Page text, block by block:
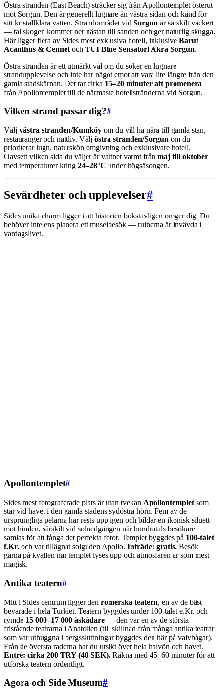
Östra stranden (East Beach) sträcker sig från Apollontemplet österut
mot Sorgun. Den är generellt lugnare än västra sidan och känd för
sitt kristallklara vatten. Strandområdet vid Sorgun är särskilt vackert
— tallskogen kommer ner nästan till sanden och ger naturlig skugga.
Här ligger flera av Sides mest exklusiva hotell, inklusive Barut
Acanthus & Cennet och TUI Blue Sensatori Akra Sorgun.
Östra stranden är ett utmärkt val om du söker en lugnare
strandupplevelse och inte har något emot att vara lite längre från den
gamla stadskärnan. Det tar cirka 15–20 minuter att promenera
från Apollontemplet till de närmaste hotellstränderna vid Sorgun.
Vilken strand passar dig?#
Välj västra stranden/Kumköy om du vill ha nära till gamla stan,
restauranger och nattliv. Välj östra stranden/Sorgun om du
prioriterar lugn, naturskön omgivning och exklusivare hotell.
Oavsett vilken sida du väljer är vattnet varmt från maj till oktober
med temperaturer kring 24–28°C under högsäsongen.
Sevärdheter och upplevelser#
Sides unika charm ligger i att historien bokstavligen omger dig. Du
behöver inte ens planera ett museibesök — ruinerna är invävda i
vardagslivet.
Apollontemplet#
Sides mest fotograferade plats är utan tvekan Apollontemplet som
står vid havet i den gamla stadens sydöstra hörn. Fem av de
ursprungliga pelarna har rests upp igen och bildar en ikonisk siluett
mot himlen, särskilt vid solnedgången när hundratals besökare
samlas för att fånga det perfekta fotot. Templet byggdes på 100-talet
f.Kr. och var tillägnat solguden Apollo. Inträde: gratis. Besök
gärna på kvällen när templet lyses upp och atmosfären är som mest
magisk.
Antika teatern#
Mitt i Sides centrum ligger den romerska teatern, en av de bäst
bevarade i hela Turkiet. Teatern byggdes under 100-talet e.Kr. och
rymde 15 000–17 000 åskådare — den var en av de största
fristående teatrarna i Anatolien (till skillnad från många antika teatrar
som var uthuggna i bergssluttningar byggdes den här på valvbågar).
Från de översta raderna har du utsikt över hela halvön och havet.
Entré: cirka 200 TRY (40 SEK). Räkna med 45–60 minuter för att
utforska teatern ordentligt.
Agora och Side Museum#